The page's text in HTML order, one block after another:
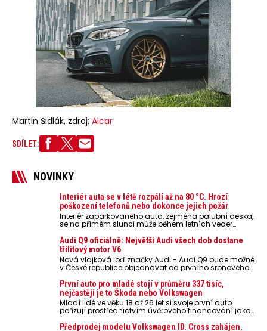
Martin Šidlák, zdroj: Alcar
SDÍLET:
NOVINKY
Interiér auta se v létě rozpálí až na 80 °C. Hrozí
poškození telefonů nebo dokonce jejich požár
Interiér zaparkovaného auta, zejména palubní deska,
se na přímém slunci může během letních veder
nebezpečí pro odložené mobilní telefony, powerbanky
nebo notebooky. Můžou urychlit stárnutí baterií,
poškodit elektroniku a ve výjimečných případech i
zvýšit riziko požáru.
Audi Q9 oficiálně: Největší Audi všech dob dostane
třílitový motor V6
Nová vlajková loď značky Audi - Audi Q9 bude možné
v České republice objednávat od prvního srpnového
První auto pro mladé stojí v průměru 337 tisíc,
nejčastěji je to Škoda nebo Volkswagen
Mladí lidé ve věku 18 až 26 let si svoje první auto
pořizují prostřednictvím úvěrového financování jako
auto. Průměrná pořizovací cena vozu dosahuje 337
Předprodej modelu Volkswagen ID. Cross zahájen.